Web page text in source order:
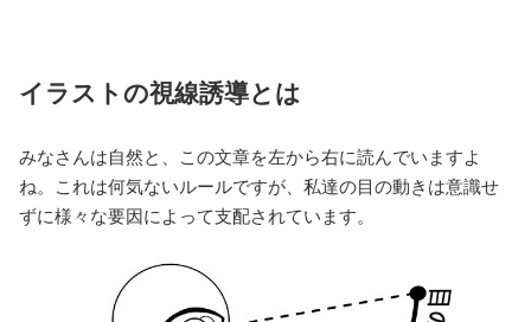
イラストの視線誘導とは
みなさんは自然と、この文章を左から右に読んでいますよ
ね。これは何気ないルールですが、私達の目の動きは意識せ
ずに様々な要因によって支配されています。